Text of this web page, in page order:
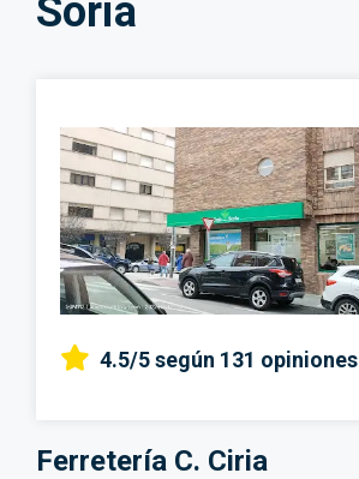
Soria
4.5/5según 131 opiniones
Ferretería C. Ciria